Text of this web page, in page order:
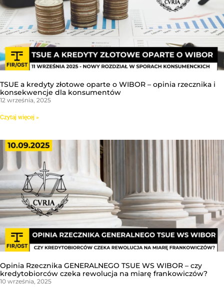
TSUE a kredyty złotowe oparte o WIBOR – opinia rzecznika i
konsekwencje dla konsumentów
12 września, 2025
Czytaj więcej »
Opinia Rzecznika GENERALNEGO TSUE WS WIBOR – czy
kredytobiorców czeka rewolucja na miarę frankowiczów?
10 września, 2025